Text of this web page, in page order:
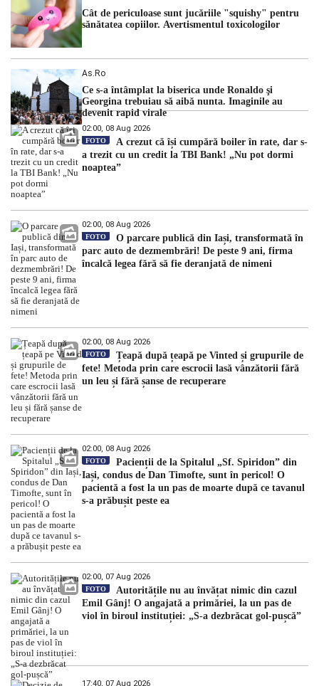
Cât de periculoase sunt jucăriile "squishy" pentru
sănătatea copiilor. Avertismentul toxicologilor
As.ro
Ce s-a întâmplat la biserica unde Ronaldo şi
Georgina trebuiau să aibă nunta. Imaginile au
devenit rapid virale
02:00, 08 Aug 2026
FOTO
A crezut că își cumpără boiler în rate, dar s-
a trezit cu un credit la TBI Bank! „Nu pot dormi
noaptea”
02:00, 08 Aug 2026
FOTO
O parcare publică din Iași, transformată în
parc auto de dezmembrări! De peste 9 ani, firma
încalcă legea fără să fie deranjată de nimeni
02:00, 08 Aug 2026
FOTO
Țeapă după țeapă pe Vinted și grupurile de
fete! Metoda prin care escrocii lasă vânzătorii fără
un leu și fără șanse de recuperare
02:00, 08 Aug 2026
FOTO
Pacienții de la Spitalul „Sf. Spiridon” din
Iași, condus de Dan Timofte, sunt în pericol! O
pacientă a fost la un pas de moarte după ce tavanul
s-a prăbușit peste ea
02:00, 07 Aug 2026
FOTO
Autoritățile nu au învățat nimic din cazul
Emil Gânj! O angajată a primăriei, la un pas de
viol în biroul instituției: „S-a dezbrăcat gol-pușcă”
17:40, 07 Aug 2026